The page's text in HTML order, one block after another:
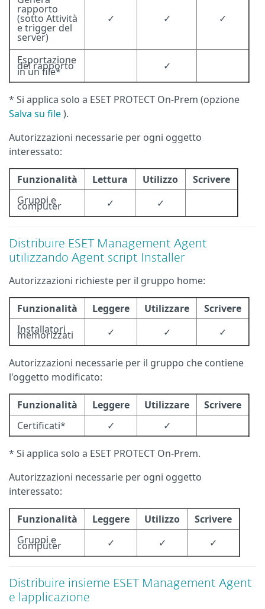
rapporto
(sotto Attività
e trigger del
server)
✓ ✓ ✓
Esportazione
del rapporto
in un file* ✓
* Si applica solo a ESET PROTECT On-Prem (opzione
Salva su file).
Autorizzazioni necessarie per ogni oggetto
interessato:
Funzionalità Lettura Utilizzo
Scrivere
Gruppi e
computer ✓ ✓
Distribuire ESET Management Agent
utilizzando Agent script Installer
Autorizzazioni richieste per il gruppo home:
Funzionalità Leggere Utilizzare
Scrivere
Installatori
memorizzati ✓ ✓ ✓
Autorizzazioni necessarie per il gruppo che contiene
l'oggetto modificato:
Funzionalità Leggere Utilizzare
Scrivere
Certificati*
✓ ✓
* Si applica solo a ESET PROTECT On-Prem.
Autorizzazioni necessarie per ogni oggetto
interessato:
Funzionalità Leggere Utilizzo
Scrivere
Gruppi e
computer ✓ ✓ ✓
Distribuire insieme ESET Management Agent
e lapplicazione